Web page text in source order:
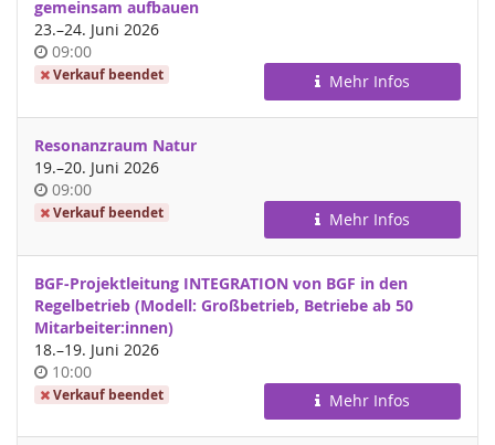
gemeinsam aufbauen
23.–bis
24. Juni 2026
Uhrzeit
09:00
Verkauf beendet Mehr Infos
Resonanzraum Natur
19.–bis
20. Juni 2026
Uhrzeit
09:00
Verkauf beendet Mehr Infos
BGF-Projektleitung INTEGRATION von BGF in den
Regelbetrieb (Modell: Großbetrieb, Betriebe ab 50
Mitarbeiter:innen)
18.–bis
19. Juni 2026
Uhrzeit
10:00
Verkauf beendet Mehr Infos